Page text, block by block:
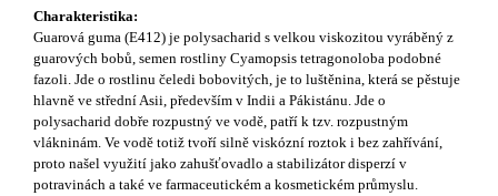
Charakteristika:
Guarová guma (E412) je polysacharid s velkou viskozitou vyráběný z
guarových bobů, semen rostliny Cyamopsis tetragonoloba podobné
fazoli. Jde o rostlinu čeledi bobovitých, je to luštěnina, která se pěstuje
hlavně ve střední Asii, především v Indii a Pákistánu. Jde o
polysacharid dobře rozpustný ve vodě, patří k tzv. rozpustným
vlákninám. Ve vodě totiž tvoří silně viskózní roztok i bez zahřívání,
proto našel využití jako zahušťovadlo a stabilizátor disperzí v
potravinách a také ve farmaceutickém a kosmetickém průmyslu.